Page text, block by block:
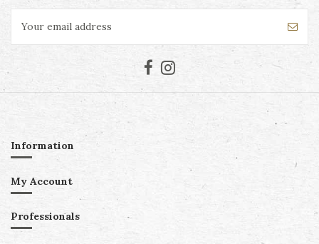
Information
My Account
Professionals